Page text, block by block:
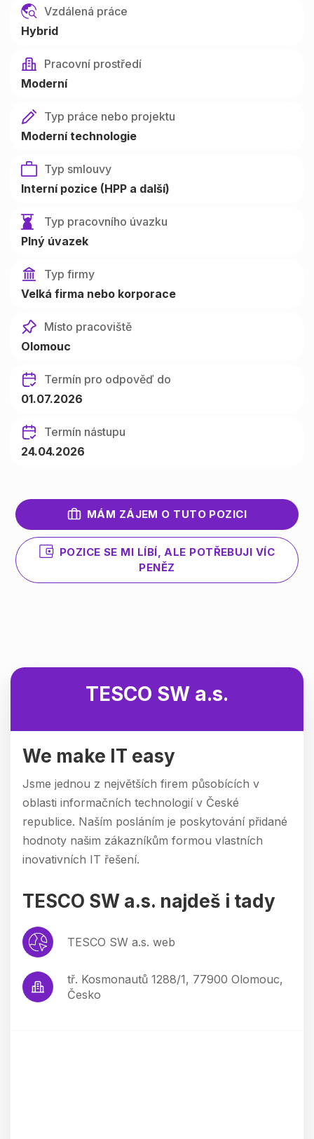
Vzdálená práce
Hybrid
Pracovní prostředí
Moderní
Typ práce nebo projektu
Moderní technologie
Typ smlouvy
Interní pozice (HPP a další)
Typ pracovního úvazku
Plný úvazek
Typ firmy
Velká firma nebo korporace
Místo pracoviště
Olomouc
Termín pro odpověď do
01.07.2026
Termín nástupu
24.04.2026
MÁM ZÁJEM O TUTO POZICI
POZICE SE MI LÍBÍ, ALE POTŘEBUJI VÍC
PENĚZ
TESCO SW a.s.
We make IT easy
Jsme jednou z největších firem působících v
oblasti informačních technologií v České
republice. Naším posláním je poskytování přidané
hodnoty našim zákazníkům formou vlastních
inovativních IT řešení.
TESCO SW a.s. najdeš i tady
TESCO SW a.s. web
tř. Kosmonautů 1288/1, 77900 Olomouc,
Česko